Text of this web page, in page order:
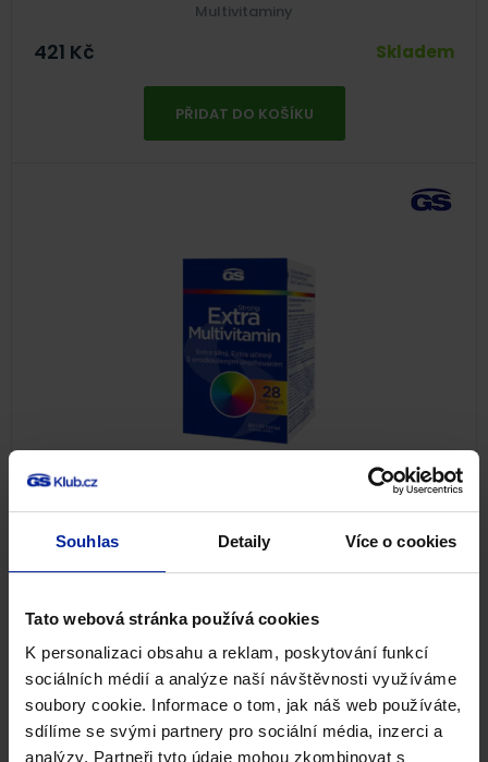
Souhlas Detaily Více o cookies
Tato webová stránka používá cookies
K personalizaci obsahu a reklam, poskytování funkcí
sociálních médií a analýze naší návštěvnosti využíváme
soubory cookie. Informace o tom, jak náš web používáte,
sdílíme se svými partnery pro sociální média, inzerci a
analýzy. Partneři tyto údaje mohou zkombinovat s
Multivitaminy
421 Kč Skladem
PŘIDAT DO KOŠÍKU
GS Extra Strong Multivitamin, 90+30
PŘIDAT DO KOŠÍKU